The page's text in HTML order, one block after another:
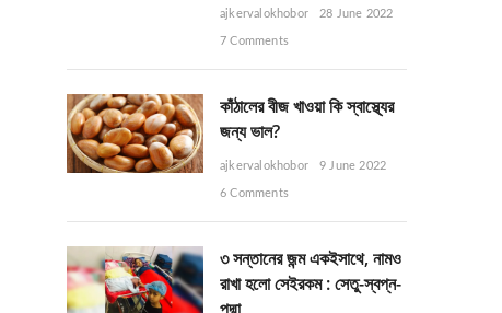
ajkervalokhobor 28 June 2022
7 Comments
কাঁঠালের বীজ খাওয়া কি স্বাস্থ্যের
জন্য ভাল?
ajkervalokhobor 9 June 2022
6 Comments
৩ সন্তানের জন্ম একইসাথে, নামও
রাখা হলো সেইরকম : সেতু-স্বপ্ন-